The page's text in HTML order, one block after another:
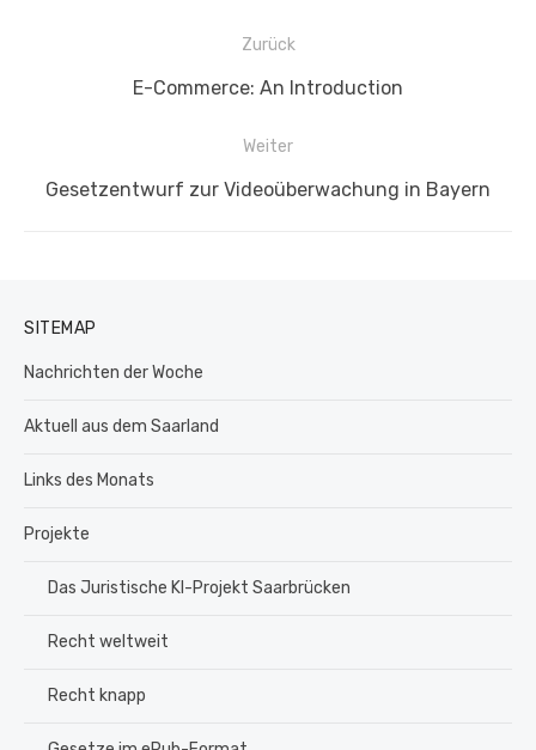
Beitragsnavigation
Zurück
Vorheriger
E-Commerce: An Introduction
Weiter
Nächster
Gesetzentwurf zur Videoüberwachung in Bayern
SITEMAP
Nachrichten der Woche
Aktuell aus dem Saarland
Links des Monats
Projekte
Das Juristische KI-Projekt Saarbrücken
Recht weltweit
Recht knapp